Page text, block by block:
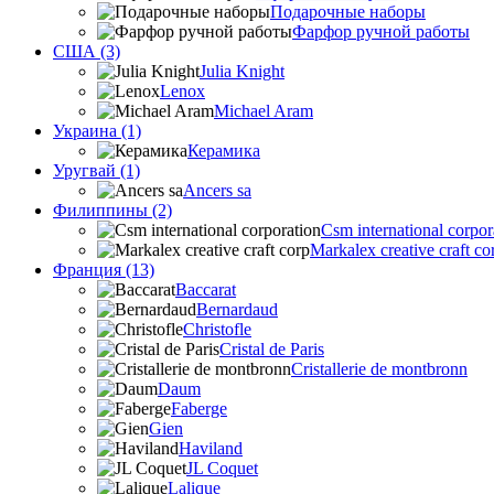
Подарочные наборы
Фарфор ручной работы
США (3)
Julia Knight
Lenox
Michael Aram
Украина (1)
Керамика
Уругвай (1)
Ancers sa
Филиппины (2)
Csm international
Markalex creative craft
Франция (13)
Baccarat
Bernardaud
Christofle
Cristal de Paris
Cristallerie de montbronn
Daum
Faberge
Gien
Haviland
JL Coquet
Lalique